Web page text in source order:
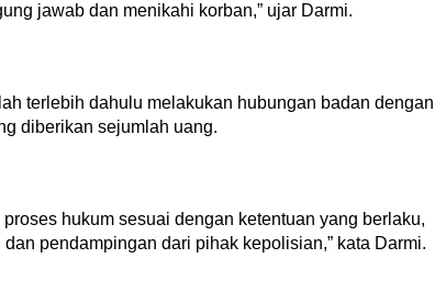
jawab dan menikahi korban,” ujar Darmi.
terlebih dahulu melakukan hubungan badan dengan
diberikan sejumlah uang.
hukum sesuai dengan ketentuan yang berlaku,
pendampingan dari pihak kepolisian,” kata Darmi.